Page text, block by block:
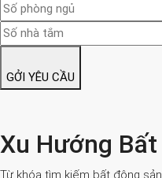
GỞI YÊU CẦU
Xu Hướng
Từ khóa tìm kiếm bất động